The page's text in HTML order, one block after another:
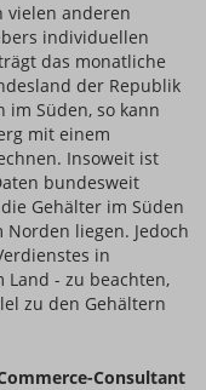
vielen anderen
individuellen
das monatliche
der Republik
im Süden, so kann
mit einem
Insoweit ist
bundesweit
Gehälter im Süden
liegen. Jedoch
in
- zu beachten,
zu den Gehältern
Consultant